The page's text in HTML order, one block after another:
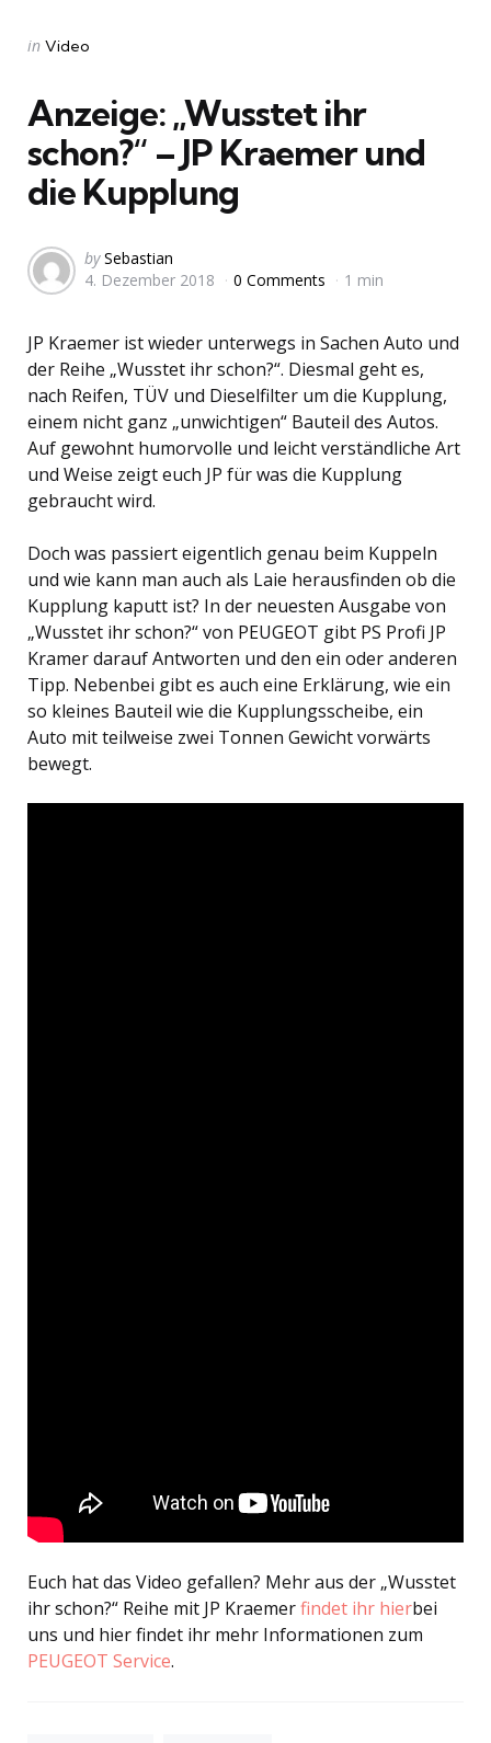
Categories
Posted
in Video
Anzeige: „Wusstet ihr
schon?“ – JP Kraemer und
die Kupplung
Posted
by
by Sebastian
4. Dezember 2018
0 Comments 1 min
JP Kraemer ist wieder unterwegs in Sachen Auto und
der Reihe „Wusstet ihr schon?“. Diesmal geht es,
nach Reifen, TÜV und Dieselfilter um die Kupplung,
einem nicht ganz „unwichtigen“ Bauteil des Autos.
Auf gewohnt humorvolle und leicht verständliche Art
und Weise zeigt euch JP für was die Kupplung
gebraucht wird.
Doch was passiert eigentlich genau beim Kuppeln
und wie kann man auch als Laie herausfinden ob die
Kupplung kaputt ist? In der neuesten Ausgabe von
„Wusstet ihr schon?“ von PEUGEOT gibt PS Profi JP
Kramer darauf Antworten und den ein oder anderen
Tipp. Nebenbei gibt es auch eine Erklärung, wie ein
so kleines Bauteil wie die Kupplungsscheibe, ein
Auto mit teilweise zwei Tonnen Gewicht vorwärts
bewegt.
Euch hat das Video gefallen? Mehr aus der „Wusstet
ihr schon?“ Reihe mit JP Kraemerfindet ihr hierbei
uns und hier findet ihr mehr Informationen zum
PEUGEOT Service.